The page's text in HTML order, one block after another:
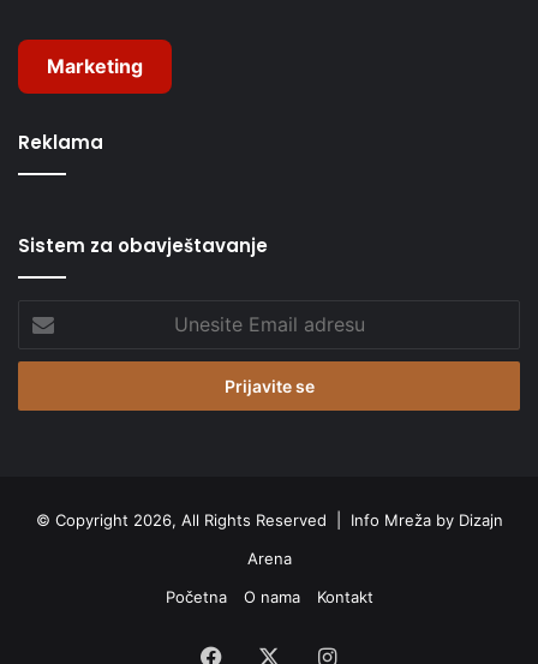
Marketing
Reklama
Sistem za obavještavanje
Email
adresu
© Copyright 2026, All Rights Reserved | Info Mreža by Dizajn
Arena
Početna
O nama Kontakt
Facebook Instagram